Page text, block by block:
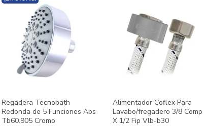
Regadera Tecnobath
Redonda de 5 Funciones Abs
Tb60.905 Cromo
Alimentador Coflex Para
Lavabo/fregadero 3/8 Comp
X 1/2 Fip Vlb-b30